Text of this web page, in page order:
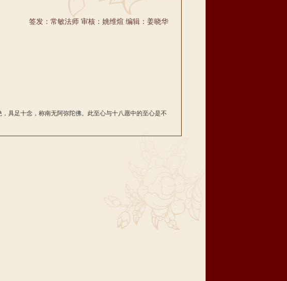
签发：常敏法师 审核：姚维煊 编辑：姜晓华
具足十念，称南无阿弥陀佛。此至心与十八愿中的至心是不